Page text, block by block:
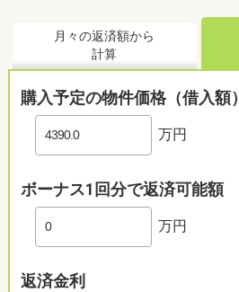
ドラッグユタカ緑境松店まで509m
月々の返済額から
計算
購入予定の物件価格（借入額）
万円
ボーナス1回分で返済可能額
万円
返済金利